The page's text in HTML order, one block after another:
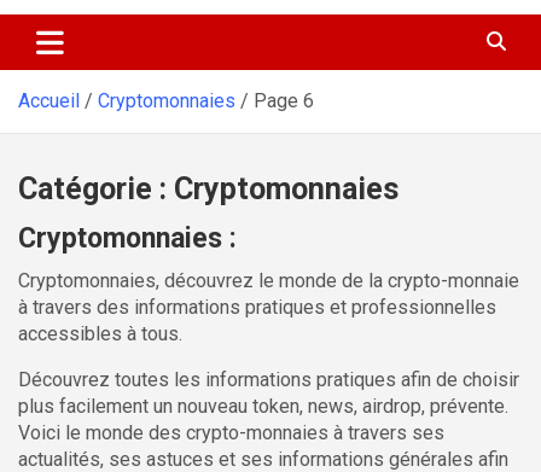
Accueil Cryptomonnaies Page 6
Catégorie : Cryptomonnaies
Cryptomonnaies :
Cryptomonnaies, découvrez le monde de la crypto-monnaie
à travers des informations pratiques et professionnelles
accessibles à tous.
Découvrez toutes les informations pratiques afin de choisir
plus facilement un nouveau token, news, airdrop, prévente.
Voici le monde des crypto-monnaies à travers ses
actualités, ses astuces et ses informations générales afin